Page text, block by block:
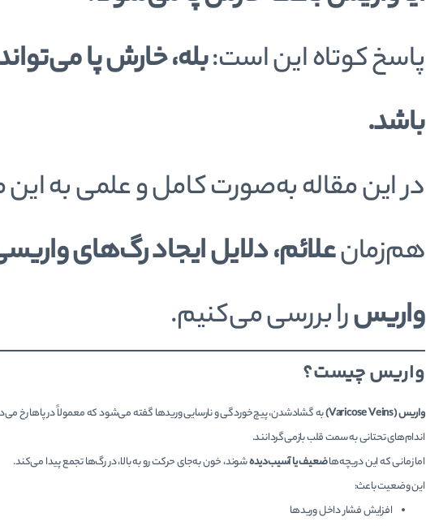
پاسخ کوتاه این است:بله، خارش پا
باشد.
در این مقاله به‌صورت کامل و علمی به
هم‌زمانعلائم، دلایل ایجاد رگ‌های
واریسرا بررسی می‌کنیم.
واریس چیست؟
واریس (Varicose Veins)
به گشادشدن، پیچ‌خوردگی و نارسایی وریدها گفته می‌شود که معمولاً در پاها رخ
اندام‌های تحتانی به سمت قلب بازمی‌گردانند.
اما زمانی که این دریچه‌هاضعیف یا آسیب‌دیدهشوند، خون به‌جای حرکت رو به بالا، در رگ‌ها تجمع پیدا می‌کند.
این وضعیت باعث:
افزایش فشار داخل وریدها